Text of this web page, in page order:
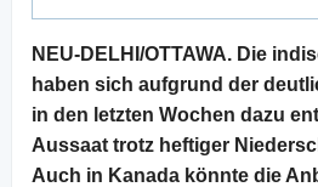
Play
NEU-DELHI/OTTAWA. Die
haben sich aufgrund der
in den letzten Wochen dazu
Aussaat trotz heftiger
Auch in Kanada könnte die